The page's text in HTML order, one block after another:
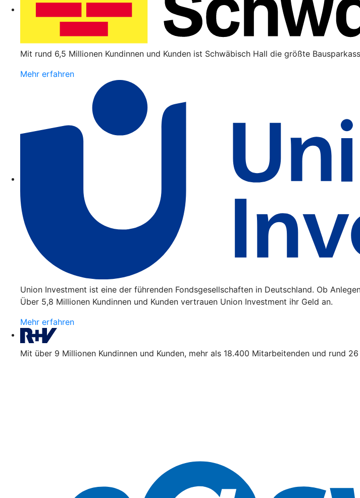
Mit rund 6,5 Millionen Kundinnen und Kunden ist Schwäbisch Hall die größte
Mehr erfahren
Union Investment ist eine der führenden Fondsgesellschaften in Deutschland. Ob
Über 5,8 Millionen Kundinnen und Kunden vertrauen Union Investment ihr Geld an.
Mehr erfahren
Mit über 9 Millionen Kundinnen und Kunden, mehr als 18.400 Mitarbeitenden und rund